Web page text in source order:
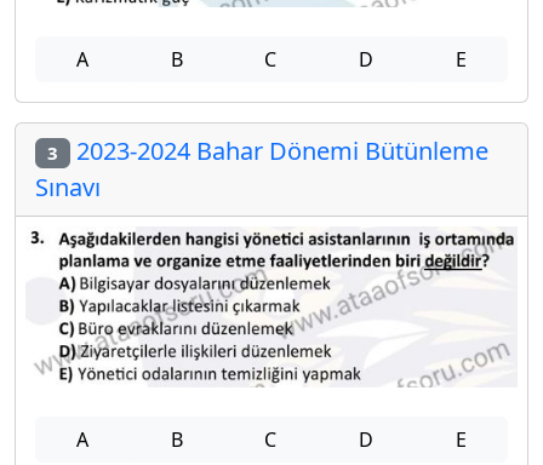
A B C D E
3 2023-2024 Bahar Dönemi Bütünleme
Sınavı
A B C D E